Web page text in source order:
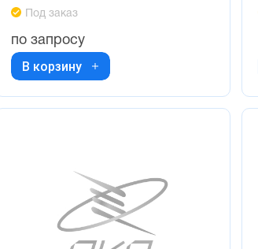
Под заказ
по запросу
В корзину